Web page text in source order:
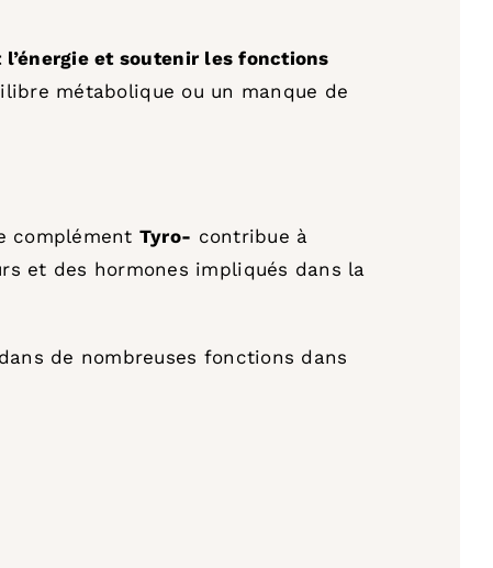
et soutenir les fonctions
métabolique ou un manque de
complément Tyro- contribue à
et des hormones impliqués dans la
de nombreuses fonctions dans